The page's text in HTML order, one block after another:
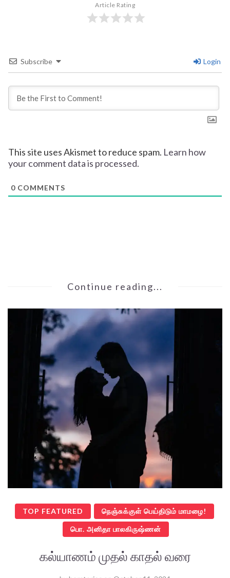
Article Rating
Subscribe Login
This site uses Akismet to reduce spam. Learn how
your comment data is processed.
0 COMMENTS
Continue reading...
TOP FEATURED நெஞ்சுக்குள் பெய்திடும் மாமழை!
பொ. அனிதா பாலகிருஷ்ணன்
கல்யாணம் முதல் காதல் வரை